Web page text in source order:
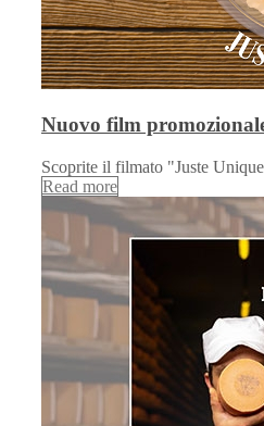
Nuovo film
Scoprite il filmato "Juste
Read more